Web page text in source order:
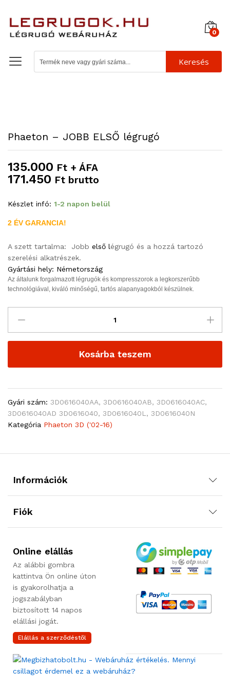
0
Keresés
Phaeton – JOBB ELSŐ légrugó
135.000 Ft + ÁFA
171.450 Ft brutto
Készlet infó: 1-2 napon belül
2 ÉV GARANCIA!
A szett tartalma: Jobb első légrugó és a hozzá tartozó
szerelési alkatrészek.
Gyártási hely: Németország
Az általunk forgalmazott légrugók és kompresszorok a legkorszerűbb
technológiával, kiváló minőségű, tartós alapanyagokból készülnek.
Kosárba teszem
Gyári szám: 3D0616040AA, 3D0616040AB, 3D0616040AC,
3D0616040AD 3D0616040, 3D0616040L, 3D0616040N
Kategória Phaeton 3D ('02-16)
Információk
Fiók
Online elállás
Az alábbi gombra
kattintva Ön online úton
is gyakorolhatja a
jogszabályban
biztosított 14 napos
elállási jogát.
Elállás a szerződéstől